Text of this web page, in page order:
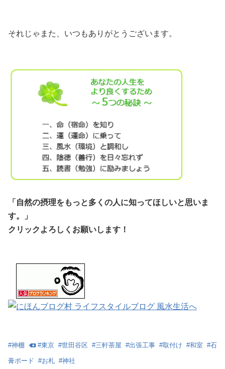
それじゃまた、いつもありがとうございます。
「自然の摂理をもっと多くの人に知ってほしいと思いま
す。」
クリックよろしくお願いします！
#神棚 #東京 #世田谷区 #三軒茶屋 #出張工事 #取付け #和室 #石
膏ボード #お札 #神社